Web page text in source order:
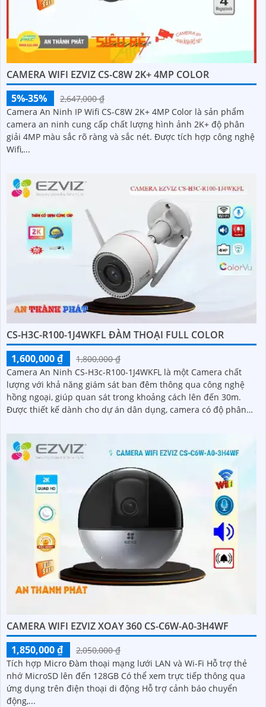
CAMERA WIFI EZVIZ CS-C8W 2K+ 4MP COLOR
5%-35%
2,647,000 ₫
Camera An Ninh IP Wifi CS-C8W 2K+ 4MP Color là sản phẩm
camera an ninh cung cấp chất lượng hình ảnh 2K+ độ phân
giải 4MP màu sắc rõ ràng và sắc nét. Được tích hợp công nghệ
Wifi,...
CS-H3C-R100-1J4WKFL ĐÀM THOẠI FULL COLOR
1,600,000 ₫
1,800,000 ₫
Camera An Ninh CS-H3c-R100-1J4WKFL là một Camera chất
lượng với khả năng giám sát ban đêm thông qua công nghệ
hồng ngoại, giúp quan sát trong khoảng cách lên đến 30m.
Được thiết kế dành cho dự án dân dụng, camera có độ phân
CAMERA WIFI EZVIZ XOAY 360 CS-C6W-A0-3H4WF
1,850,000 ₫
2,050,000 ₫
Tích hợp Micro Đàm thoại mạng lưới LAN và Wi-Fi Hỗ trợ thẻ
nhớ MicroSD lên đến 128GB Có thể xem trực tiếp thông qua
ứng dụng trên điện thoại di động Hỗ trợ cảnh báo chuyển
động,...